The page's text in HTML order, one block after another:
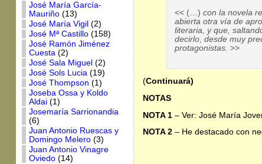
José María García-
Mauriño(13)
José María Vigil (2)
José Mª Castillo(158)
José Ramón Jiménez
Cuesta(2)
José Sala Miguel (2)
José Sols Lucia(19)
José Thompson (1)
Joseba Ossa y Koldo
Aldai(1)
Josemaría Sarrionandia
(6)
Juan Antonio Ruescas y
Domingo Melero(3)
Juan Antonio Vinagre
Oviedo(14)
<< (…)con la novela
abierta otra vía de
literaria, y que,
decirlo, desde muy
protagonistas. >>
(Continuará)
NOTAS
NOTA 1– Ver: José María
NOTA 2– He destacado con